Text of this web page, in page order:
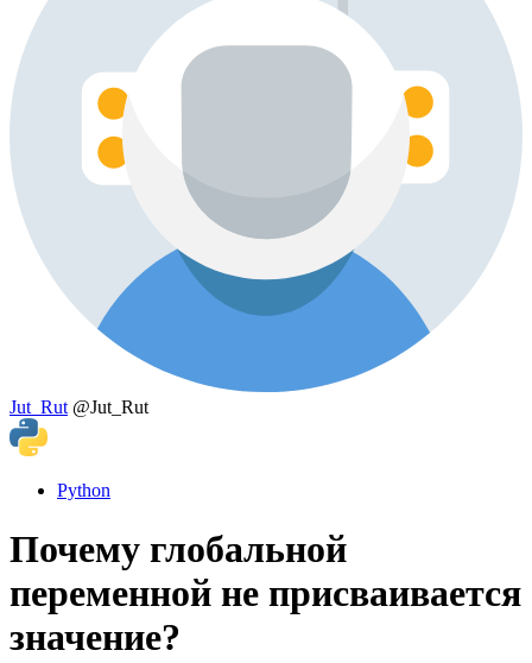
Jut_Rut @Jut_Rut
Python
Почему глобальной
переменной не присваивается
значение?